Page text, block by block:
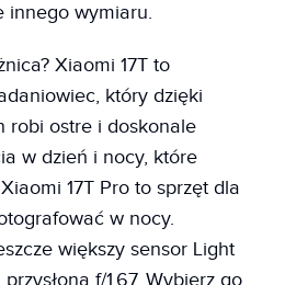
innego wymiaru.
Xiaomi 17T to
który dzięki
robi ostre i doskonale
w dzień i nocy, które
17T Pro to sprzęt dla
w nocy.
większy sensor Light